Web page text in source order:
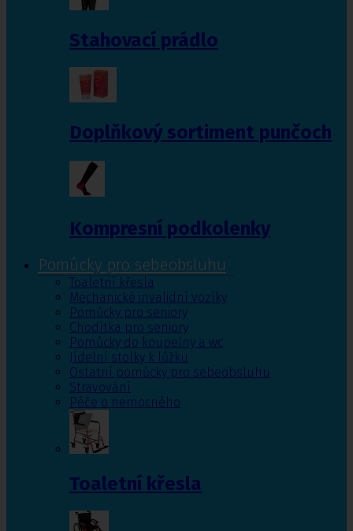
Stahovací prádlo
Doplňkový sortiment punčoch
Kompresní podkolenky
Pomůcky pro sebeobsluhu
Toaletní křesla
Mechanické invalidní vozíky
Pomůcky pro seniory
Chodítka pro seniory
Pomůcky do koupelny a wc
Jídelní stolky k lůžku
Ostatní pomůcky pro sebeobsluhu
Stravování
Péče o nemocného
Toaletní křesla